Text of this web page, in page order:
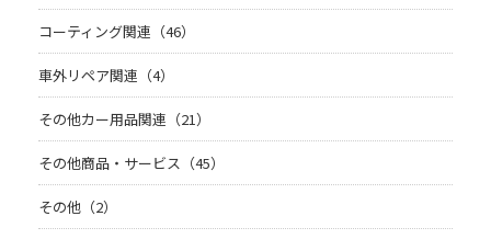
コーティング関連（46）
車外リペア関連（4）
その他カー用品関連（21）
その他商品・サービス（45）
その他（2）